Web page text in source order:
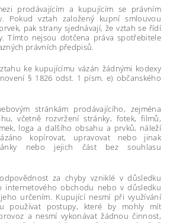
prodávajícím a kupujícím se právním
Pokud vztah založený kupní smlouvou
pak strany sjednávají, že vztah se řídí
Tímto nejsou dotčena práva spotřebitele
právních předpisů.
ke kupujícímu vázán žádnými kodexy
§ 1826 odst. 1 písm. e) občanského
stránkám prodávajícího, zejména
včetně rozvržení stránky, fotek, filmů,
loga a dalšího obsahu a prvků, náleží
kopírovat, upravovat nebo jinak
nebo jejich část bez souhlasu
za chyby vzniklé v důsledku
internetového obchodu nebo v důsledku
určením. Kupující nesmí při využívání
používat postupy, které by mohly mít
a nesmí vykonávat žádnou činnost,